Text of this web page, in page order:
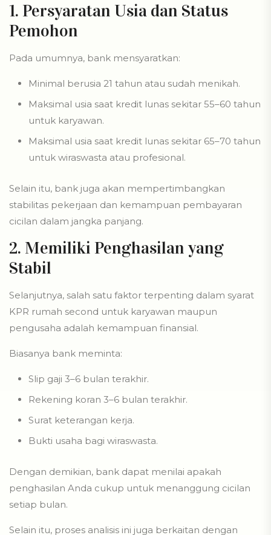
1. Persyaratan Usia dan Status
Pemohon
Pada umumnya, bank mensyaratkan:
Minimal berusia 21 tahun atau sudah menikah.
Maksimal usia saat kredit lunas sekitar 55–60 tahun
untuk karyawan.
Maksimal usia saat kredit lunas sekitar 65–70 tahun
untuk wiraswasta atau profesional.
Selain itu, bank juga akan mempertimbangkan
stabilitas pekerjaan dan kemampuan pembayaran
cicilan dalam jangka panjang.
2. Memiliki Penghasilan yang
Stabil
Selanjutnya, salah satu faktor terpenting dalam syarat
KPR rumah second untuk karyawan maupun
pengusaha adalah kemampuan finansial.
Biasanya bank meminta:
Slip gaji 3–6 bulan terakhir.
Rekening koran 3–6 bulan terakhir.
Surat keterangan kerja.
Bukti usaha bagi wiraswasta.
Dengan demikian, bank dapat menilai apakah
penghasilan Anda cukup untuk menanggung cicilan
setiap bulan.
Selain itu, proses analisis ini juga berkaitan dengan